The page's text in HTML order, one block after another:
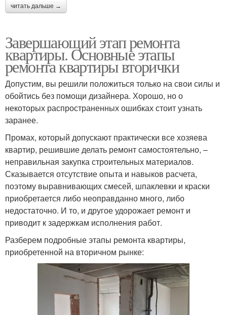
читать дальше →
Завершающий этап ремонта
квартиры. Основные этапы
ремонта квартиры вторички
Допустим, вы решили положиться только на свои силы и
обойтись без помощи дизайнера. Хорошо, но о
некоторых распространенных ошибках стоит узнать
заранее.
Промах, который допускают практически все хозяева
квартир, решившие делать ремонт самостоятельно, –
неправильная закупка строительных материалов.
Сказывается отсутствие опыта и навыков расчета,
поэтому выравнивающих смесей, шпаклевки и краски
приобретается либо неоправданно много, либо
недостаточно. И то, и другое удорожает ремонт и
приводит к задержкам исполнения работ.
Разберем подробные этапы ремонта квартиры,
приобретенной на вторичном рынке: